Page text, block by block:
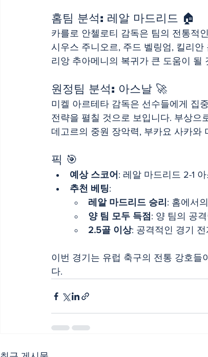
홈팀 분석: 레알 마드리드 🏠
카를로 안첼로티 감독은 팀의 전통적
시우스 주니오르, 주드 벨링엄, 킬리
리앙 추아메니의 복귀가 큰 도움이 될
원정팀 분석: 아스날 🚀
미켈 아르테타 감독은 선수들에게 집
전략을 펼칠 것으로 보입니다. 부상
데고르의 중원 장악력, 부카요 사카와
픽 🎯
예상 스코어 : 레알 마드리드 2-1
추천 베팅:
레알 마드리드 승리 : 홈에서
양 팀 모두 득점 : 양 팀의 공
2.5골 이상: 공격적인 경기
이번 경기는 유럽 축구의 전통 강호들
다.​